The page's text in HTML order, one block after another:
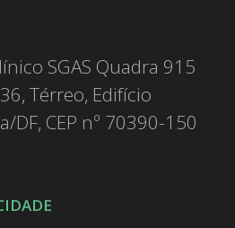
SGAS Quadra 915
Térreo, Edifício
DF, CEP nº 70390-150